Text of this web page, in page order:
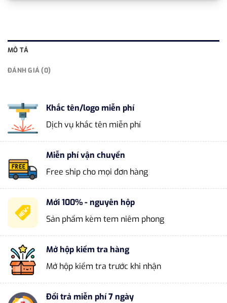
MÔ TẢ
ĐÁNH GIÁ (0)
Khắc tên/logo miễn phí
Dịch vụ khắc tên miễn phí
Miễn phí vận chuyển
Free ship cho mọi đơn hàng
Mới 100% - nguyên hộp
Sản phẩm kèm tem niêm phong
Mở hộp kiểm tra hàng
Mở hộp kiểm tra trước khi nhận
Đổi trả miễn phí 7 ngày